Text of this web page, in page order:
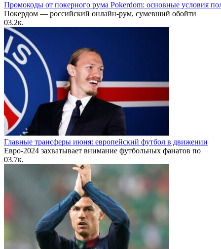
Промокоды от покерного рума Pokerdom: основные условия
Покердом — российский онлайн-рум, сумевший обойти
03.2к.
Главные трансферы июня: европейский футбол в движении
Евро-2024 захватывает внимание футбольных фанатов по
03.7к.